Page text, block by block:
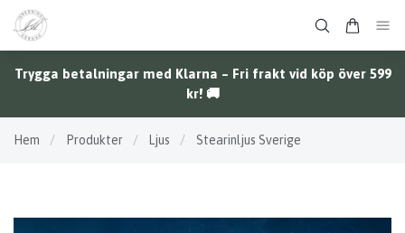
Trygga betalningar med Klarna – Fri frakt vid köp över 599
kr! 🚚
Hem / Produkter / Ljus / Stearinljus Sverige